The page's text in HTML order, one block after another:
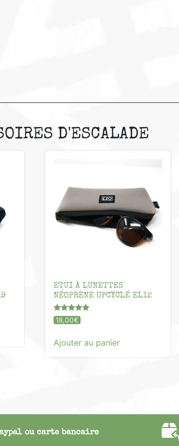
D'ESCALADE
ETUI À LUNETTES
NÉOPRÈNE UPCYCLÉ EL12
Note
5.00
18,00€
Ajouter au panier
ou carte bancaire